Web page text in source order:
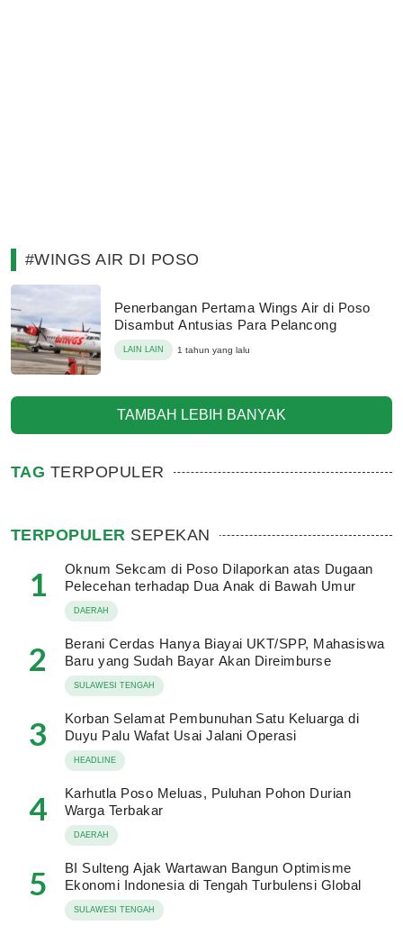
#WINGS AIR DI POSO
Penerbangan Pertama Wings Air di Poso
Disambut Antusias Para Pelancong
LAIN LAIN 1 tahun yang lalu
TAMBAH LEBIH BANYAK
TAG TERPOPULER
TERPOPULER SEPEKAN
1
Oknum Sekcam di Poso Dilaporkan atas Dugaan
Pelecehan terhadap Dua Anak di Bawah Umur
DAERAH
2
Berani Cerdas Hanya Biayai UKT/SPP, Mahasiswa
Baru yang Sudah Bayar Akan Direimburse
SULAWESI TENGAH
3
Korban Selamat Pembunuhan Satu Keluarga di
Duyu Palu Wafat Usai Jalani Operasi
HEADLINE
4
Karhutla Poso Meluas, Puluhan Pohon Durian
Warga Terbakar
DAERAH
5
BI Sulteng Ajak Wartawan Bangun Optimisme
Ekonomi Indonesia di Tengah Turbulensi Global
SULAWESI TENGAH